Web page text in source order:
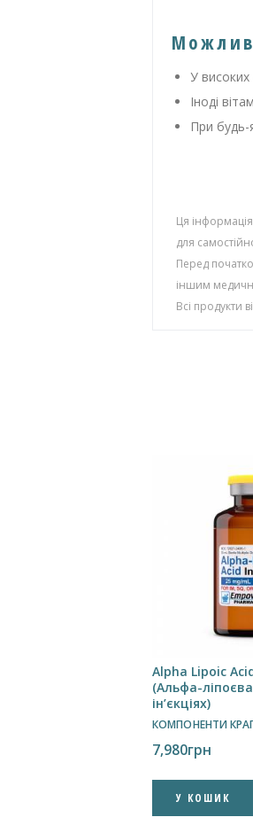
У високих
Іноді
При будь-
Ця
для
Перед
іншим
Всі продукти
Alpha Lipoic
(Альфа-
ін’єкціях)
КОМПОНЕНТИ
7,980грн
У КОШИК